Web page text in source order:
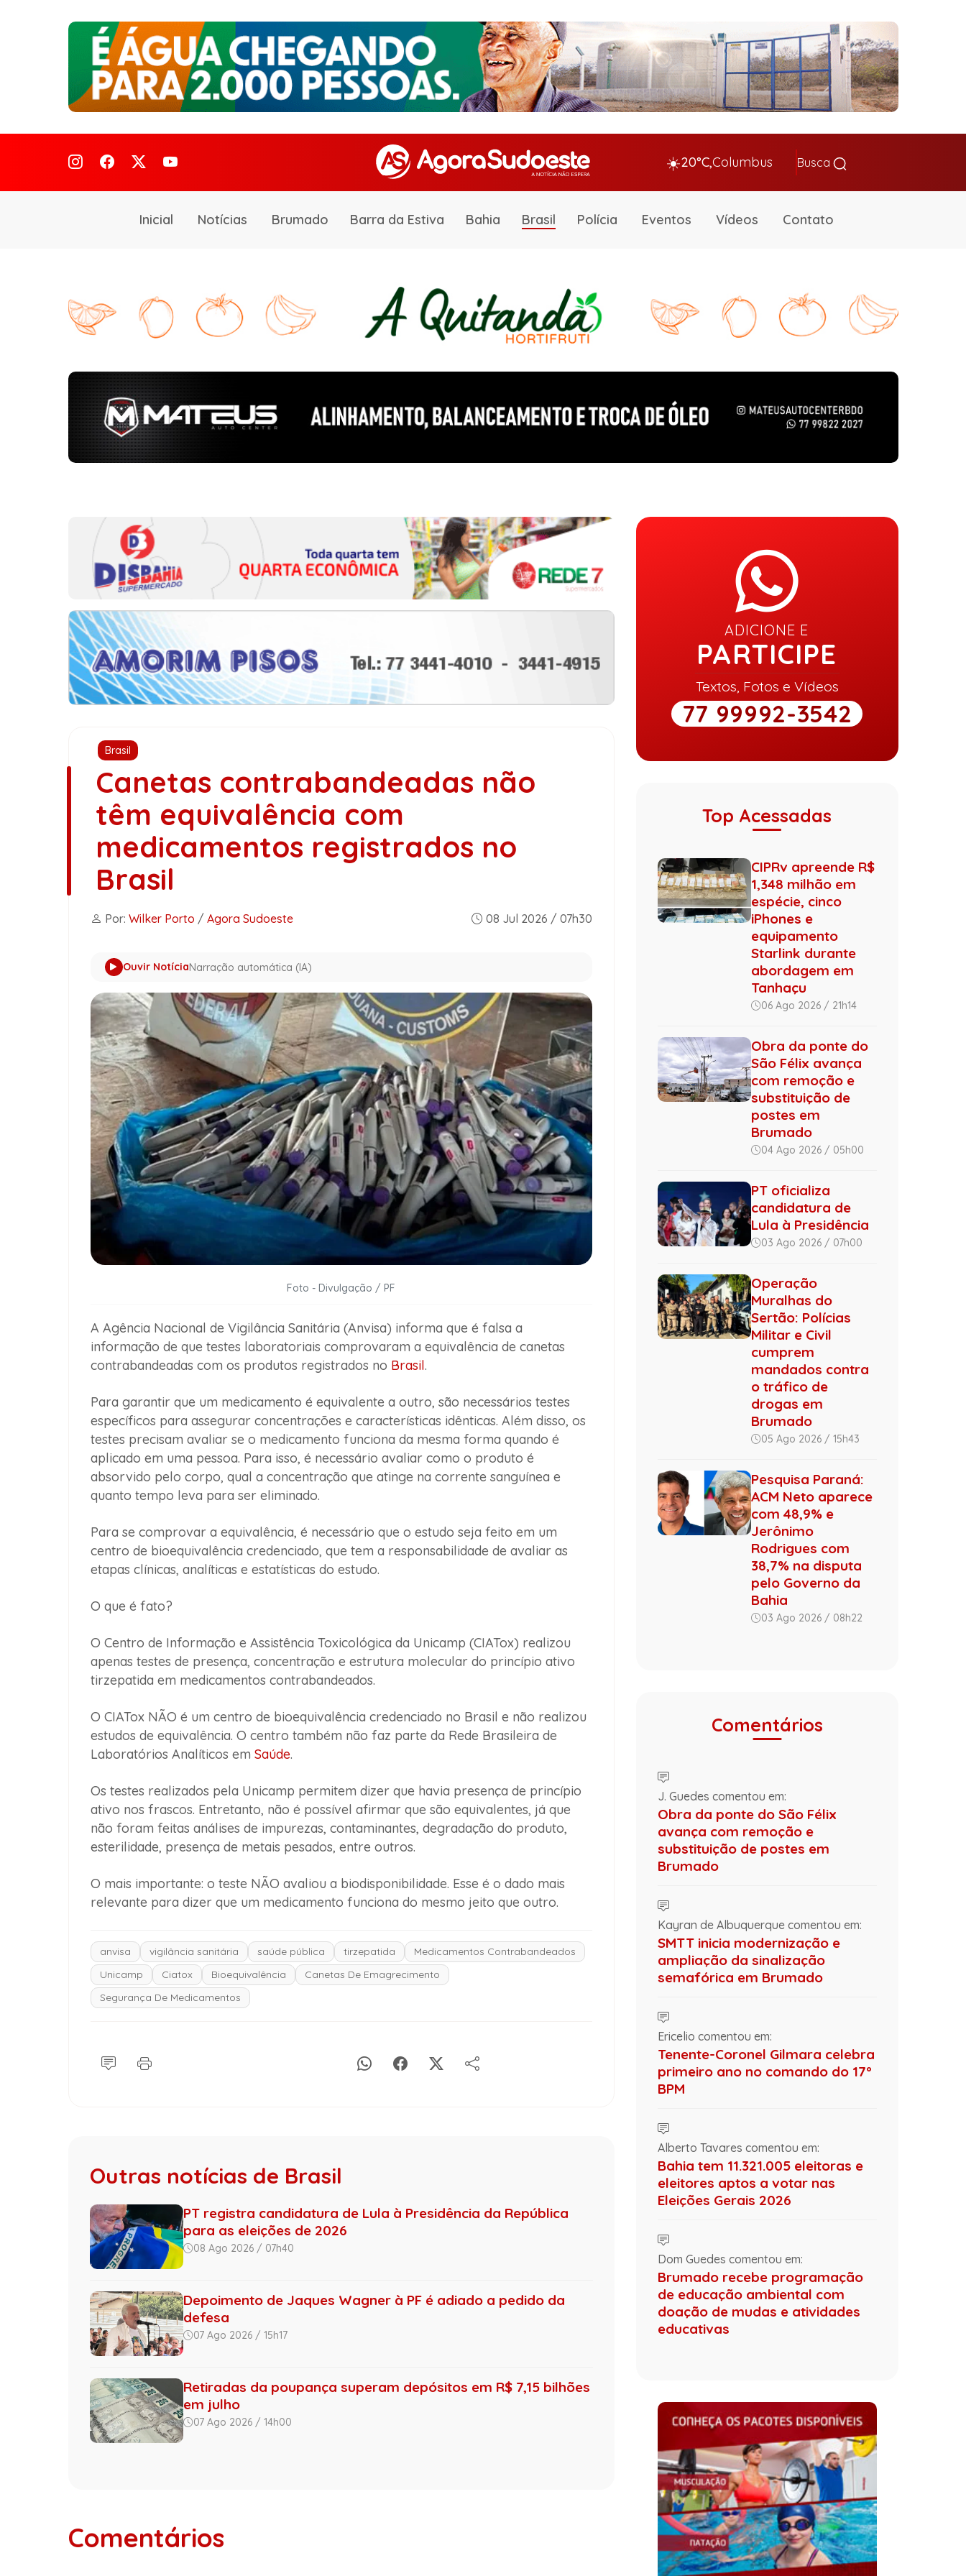
☀️20°C,Columbus Busca
Inicial Notícias Brumado Barra da Estiva Bahia Brasil Polícia Eventos Vídeos Contato
Brasil
Canetas contrabandeadas não
têm equivalência com
medicamentos registrados no
Brasil
Por: Wilker Porto / Agora Sudoeste 08 Jul 2026 / 07h30
Ouvir NotíciaNarração automática (IA)
Foto - Divulgação / PF
A Agência Nacional de Vigilância Sanitária (Anvisa) informa que é falsa a
informação de que testes laboratoriais comprovaram a equivalência de canetas
contrabandeadas com os produtos registrados no Brasil.
Para garantir que um medicamento é equivalente a outro, são necessários testes
específicos para assegurar concentrações e características idênticas. Além disso, os
testes precisam avaliar se o medicamento funciona da mesma forma quando é
aplicado em uma pessoa. Para isso, é necessário avaliar como o produto é
absorvido pelo corpo, qual a concentração que atinge na corrente sanguínea e
quanto tempo leva para ser eliminado.
Para se comprovar a equivalência, é necessário que o estudo seja feito em um
centro de bioequivalência credenciado, que tem a responsabilidade de avaliar as
etapas clínicas, analíticas e estatísticas do estudo.
O que é fato?
O Centro de Informação e Assistência Toxicológica da Unicamp (CIATox) realizou
apenas testes de presença, concentração e estrutura molecular do princípio ativo
tirzepatida em medicamentos contrabandeados.
O CIATox NÃO é um centro de bioequivalência credenciado no Brasil e não realizou
estudos de equivalência. O centro também não faz parte da Rede Brasileira de
Laboratórios Analíticos em Saúde.
Os testes realizados pela Unicamp permitem dizer que havia presença de princípio
ativo nos frascos. Entretanto, não é possível afirmar que são equivalentes, já que
não foram feitas análises de impurezas, contaminantes, degradação do produto,
esterilidade, presença de metais pesados, entre outros.
O mais importante: o teste NÃO avaliou a biodisponibilidade. Esse é o dado mais
relevante para dizer que um medicamento funciona do mesmo jeito que outro.
anvisa vigilância sanitária saúde pública tirzepatida
Medicamentos Contrabandeados
Unicamp
Ciatox Bioequivalência
Canetas De Emagrecimento
Segurança De Medicamentos
Outras notícias de Brasil
PT registra candidatura de Lula à Presidência da República
para as eleições de 2026
08 Ago 2026 / 07h40
Depoimento de Jaques Wagner à PF é adiado a pedido da
defesa
07 Ago 2026 / 15h17
Retiradas da poupança superam depósitos em R$ 7,15 bilhões
em julho
07 Ago 2026 / 14h00
Comentários
ADICIONE E
PARTICIPE
Textos, Fotos e Vídeos
77 99992-3542
Top Acessadas
CIPRv apreende R$
1,348 milhão em
espécie, cinco
iPhones e
equipamento
Starlink durante
abordagem em
Tanhaçu
06 Ago 2026 / 21h14
Obra da ponte do
São Félix avança
com remoção e
substituição de
postes em
Brumado
04 Ago 2026 / 05h00
PT oficializa
candidatura de
Lula à Presidência
03 Ago 2026 / 07h00
Operação
Muralhas do
Sertão: Polícias
Militar e Civil
cumprem
mandados contra
o tráfico de
drogas em
Brumado
05 Ago 2026 / 15h43
Pesquisa Paraná:
ACM Neto aparece
com 48,9% e
Jerônimo
Rodrigues com
38,7% na disputa
pelo Governo da
Bahia
03 Ago 2026 / 08h22
Comentários
J. Guedes comentou em:
Obra da ponte do São Félix
avança com remoção e
substituição de postes em
Brumado
Kayran de Albuquerque comentou em:
SMTT inicia modernização e
ampliação da sinalização
semafórica em Brumado
Ericelio comentou em:
Tenente-Coronel Gilmara celebra
primeiro ano no comando do 17º
BPM
Alberto Tavares comentou em:
Bahia tem 11.321.005 eleitoras e
eleitores aptos a votar nas
Eleições Gerais 2026
Dom Guedes comentou em:
Brumado recebe programação
de educação ambiental com
doação de mudas e atividades
educativas